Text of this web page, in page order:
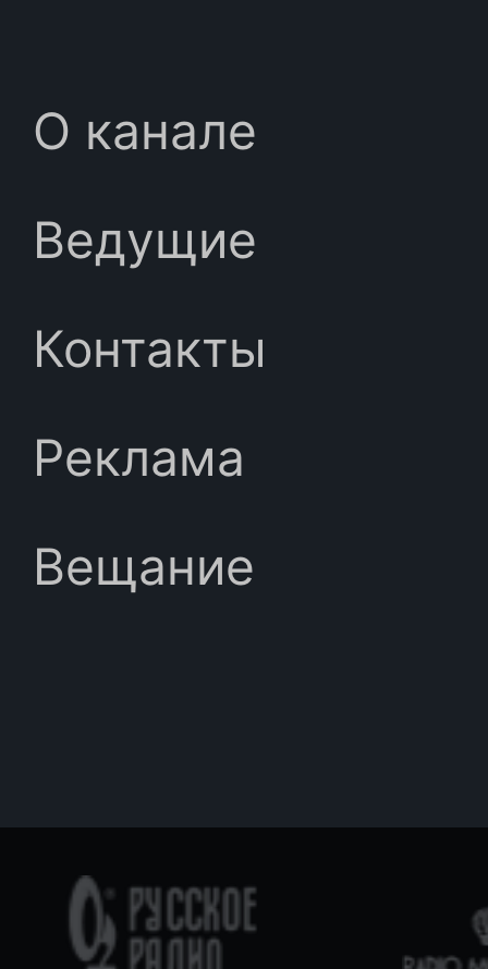
О канале
Ведущие
Контакты
Реклама
Вещание